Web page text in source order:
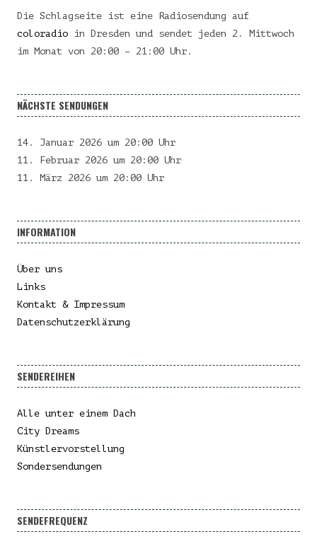
Die Schlagseite ist eine Radiosendung auf
coloradio in Dresden und sendet jeden 2. Mittwoch
im Monat von 20:00 – 21:00 Uhr.
NÄCHSTE SENDUNGEN
14. Januar 2026 um 20:00 Uhr
11. Februar 2026 um 20:00 Uhr
11. März 2026 um 20:00 Uhr
INFORMATION
Über uns
Links
Kontakt & Impressum
Datenschutzerklärung
SENDEREIHEN
Alle unter einem Dach
City Dreams
Künstlervorstellung
Sondersendungen
SENDEFREQUENZ